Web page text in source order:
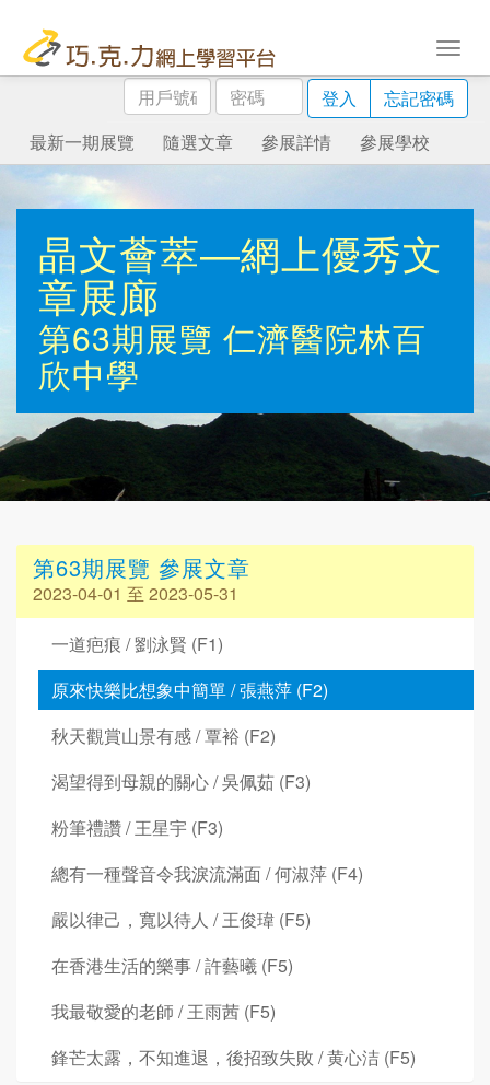
用
戶
號
碼
密
碼
登入
忘記密碼
最新一期展覽
隨選文章 參展詳情 參展學校
晶文薈萃—網上優秀文
章展廊
第63期展覽 仁濟醫院林百
欣中學
第63期展覽 參展文章
2023-04-01 至 2023-05-31
一道疤痕 / 劉泳賢 (F1)
原來快樂比想象中簡單 / 張燕萍 (F2)
秋天觀賞山景有感 / 覃裕 (F2)
渴望得到母親的關心 / 吳佩茹 (F3)
粉筆禮讚 / 王星宇 (F3)
總有一種聲音令我淚流滿面 / 何淑萍 (F4)
嚴以律己，寬以待人 / 王俊瑋 (F5)
在香港生活的樂事 / 許藝曦 (F5)
我最敬愛的老師 / 王雨茜 (F5)
鋒芒太露，不知進退，後招致失敗 / 黄心洁 (F5)